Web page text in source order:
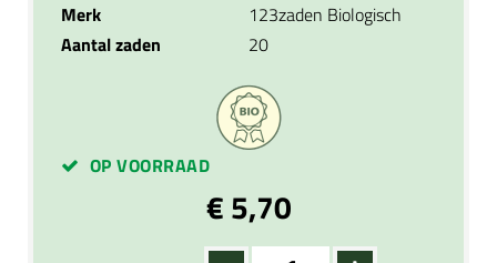
Merk
123zaden Biologisch
Aantal zaden
20
OP VOORRAAD
€ 5,70